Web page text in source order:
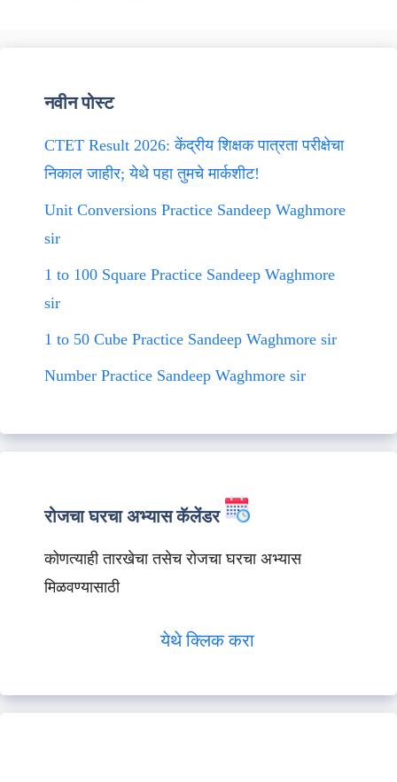
नवीन पोस्ट
CTET Result 2026: केंद्रीय शिक्षक पात्रता परीक्षेचा
निकाल जाहीर; येथे पहा तुमचे मार्कशीट!
Unit Conversions Practice Sandeep Waghmore
sir
1 to 100 Square Practice Sandeep Waghmore
sir
1 to 50 Cube Practice Sandeep Waghmore sir
Number Practice Sandeep Waghmore sir
रोजचा घरचा अभ्यास कॅलेंडर
कोणत्याही तारखेचा तसेच रोजचा घरचा अभ्यास
मिळवण्यासाठी
येथे क्लिक करा